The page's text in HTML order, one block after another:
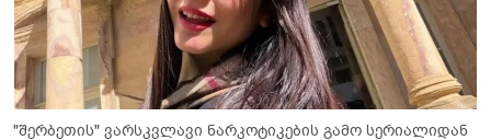
"შერბეთის" ვარსკვლავი ნარკოტიკების გამო სერიალიდან